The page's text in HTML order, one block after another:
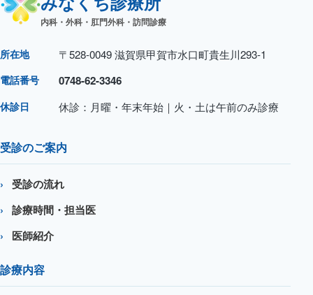
内科・外科・肛門外科・訪問診療
所在地 〒528-0049 滋賀県甲賀市水口町貴生川293-1
電話番号 0748-62-3346
休診日 休診：月曜・年末年始｜火・土は午前のみ診療
受診のご案内
受診の流れ
診療時間・担当医
医師紹介
診療内容